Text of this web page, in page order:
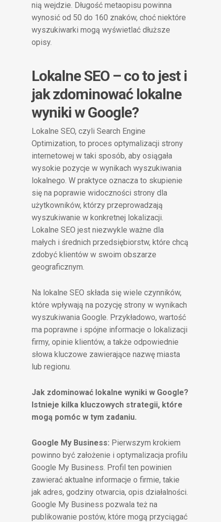
nią wejdzie. Długość metaopisu powinna
wynosić od 50 do 160 znaków, choć niektóre
wyszukiwarki mogą wyświetlać dłuższe
opisy.
Lokalne SEO – co to jest i
jak zdominować lokalne
wyniki w Google?
Lokalne SEO, czyli Search Engine
Optimization, to proces optymalizacji strony
internetowej w taki sposób, aby osiągała
wysokie pozycje w wynikach wyszukiwania
lokalnego. W praktyce oznacza to skupienie
się na poprawie widoczności strony dla
użytkowników, którzy przeprowadzają
wyszukiwanie w konkretnej lokalizacji.
Lokalne SEO jest niezwykle ważne dla
małych i średnich przedsiębiorstw, które chcą
zdobyć klientów w swoim obszarze
geograficznym.
Na lokalne SEO składa się wiele czynników,
które wpływają na pozycję strony w wynikach
wyszukiwania Google. Przykładowo, wartość
ma poprawne i spójne informacje o lokalizacji
firmy, opinie klientów, a także odpowiednie
słowa kluczowe zawierające nazwę miasta
lub regionu.
Jak zdominować lokalne wyniki w Google?
Istnieje kilka kluczowych strategii, które
mogą pomóc w tym zadaniu.
Google My Business: Pierwszym krokiem
powinno być założenie i optymalizacja profilu
Google My Business. Profil ten powinien
zawierać aktualne informacje o firmie, takie
jak adres, godziny otwarcia, opis działalności.
Google My Business pozwala też na
publikowanie postów, które mogą przyciągać